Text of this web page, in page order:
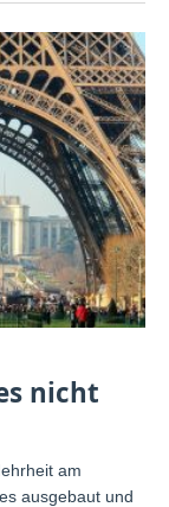
nicht
am
ausgebaut und